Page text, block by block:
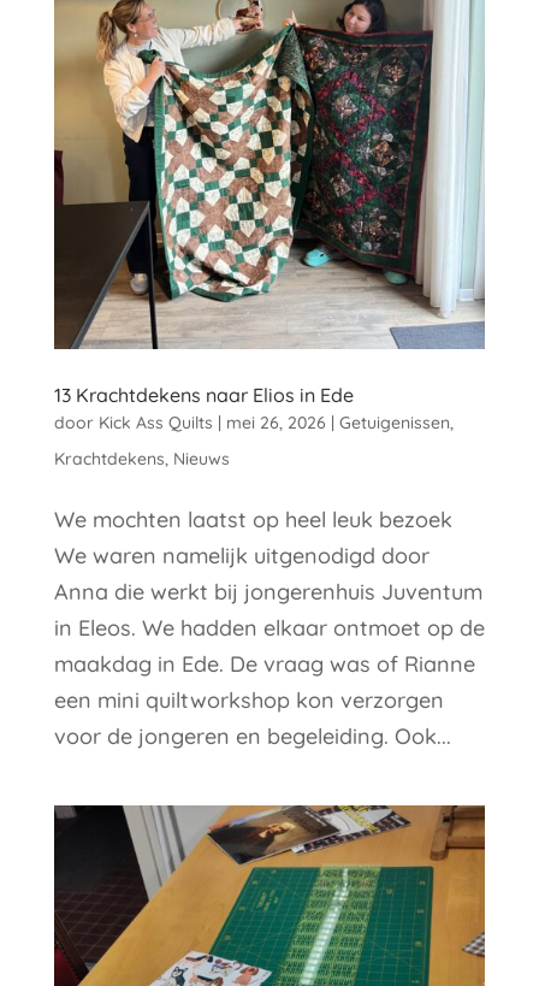
13 Krachtdekens naar Elios in Ede
door Kick Ass Quilts | mei 26, 2026 | Getuigenissen,
Krachtdekens, Nieuws
We mochten laatst op heel leuk bezoek
We waren namelijk uitgenodigd door
Anna die werkt bij jongerenhuis Juventum
in Eleos. We hadden elkaar ontmoet op de
maakdag in Ede. De vraag was of Rianne
een mini quiltworkshop kon verzorgen
voor de jongeren en begeleiding. Ook...